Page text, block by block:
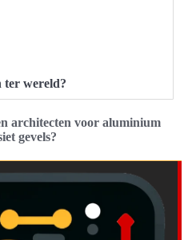
ter wereld?
architecten voor aluminium
gevels?